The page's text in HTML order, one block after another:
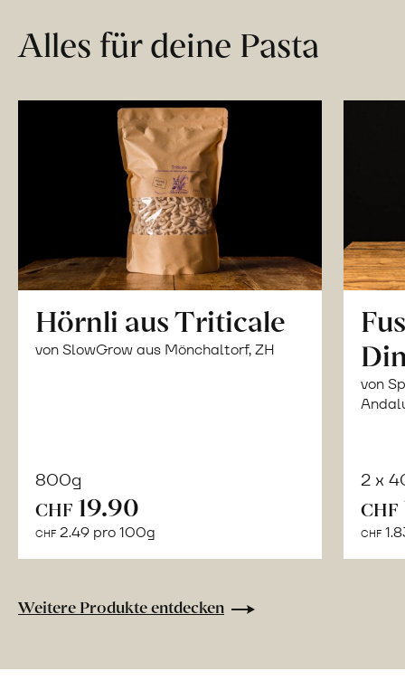
Alles für deine Pasta
Hörnli aus Triticale
von SlowGrow aus Mönchaltorf, ZH
800g
CHF 19.90
CHF 2.49 pro 100g
von
2 x
CHF
CHF
Weitere Produkte entdecken